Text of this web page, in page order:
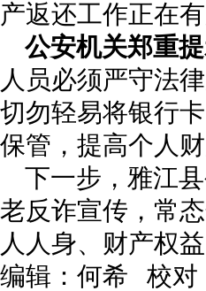
产返还工作正在
公安机关郑重提
人员必须严守法
切勿轻易将银行
保管，提高个人
下一步，雅江
老反诈宣传，常
人人身、财产权
编辑：何希 校